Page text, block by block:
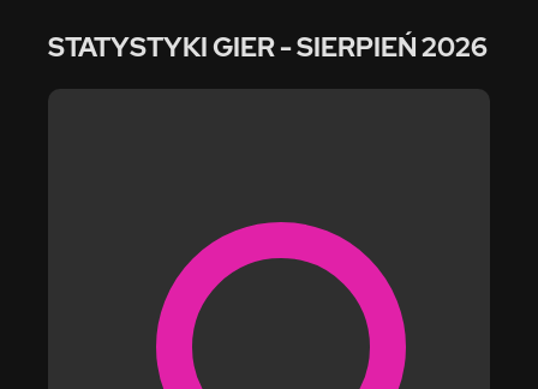
STATYSTYKI GIER- SIERPIEŃ 2026